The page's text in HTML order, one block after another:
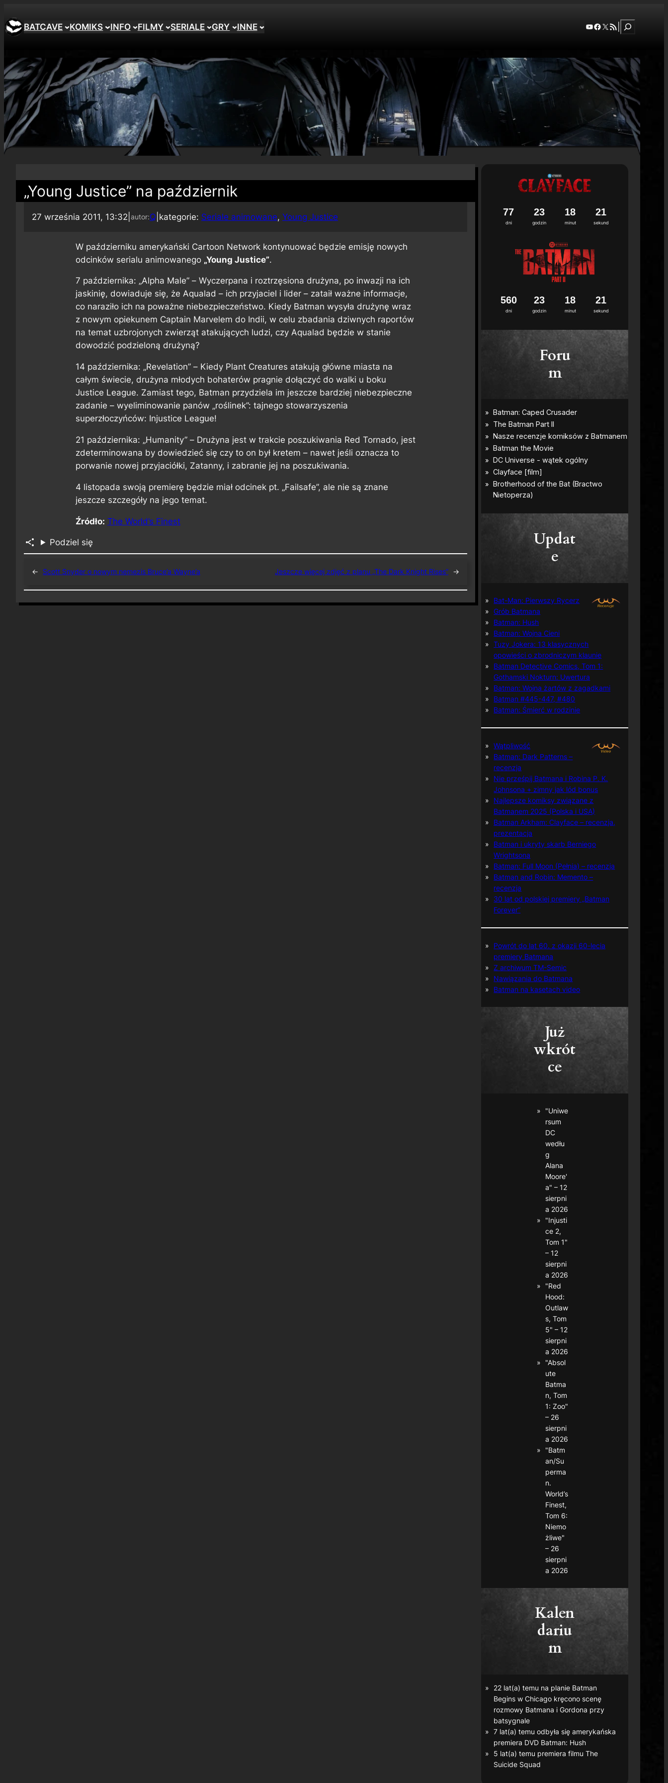
BATCAVE KOMIKS INFO FILMY SERIALE GRY INNE YouTube
Facebook
X RSS FeedSzukaj
„Young Justice” na październik
27 września 2011, 13:32 autor:Q kategorie: Seriale animowane, Young Justice
W październiku amerykański Cartoon Network kontynuować będzie emisję nowych
odcinków serialu animowanego „Young Justice”.
7 października: „Alpha Male” – Wyczerpana i roztrzęsiona drużyna, po inwazji na ich
jaskinię, dowiaduje się, że Aqualad – ich przyjaciel i lider – zataił ważne informacje,
co naraziło ich na poważne niebezpieczeństwo. Kiedy Batman wysyła drużynę wraz
z nowym opiekunem Captain Marvelem do Indii, w celu zbadania dziwnych raportów
na temat uzbrojonych zwierząt atakujących ludzi, czy Aqualad będzie w stanie
dowodzić podzieloną drużyną?
14 października: „Revelation” – Kiedy Plant Creatures atakują główne miasta na
całym świecie, drużyna młodych bohaterów pragnie dołączyć do walki u boku
Justice League. Zamiast tego, Batman przydziela im jeszcze bardziej niebezpieczne
zadanie – wyeliminowanie panów „roślinek”: tajnego stowarzyszenia
superzłoczyńców: Injustice League!
21 października: „Humanity” – Drużyna jest w trakcie poszukiwania Red Tornado, jest
zdeterminowana by dowiedzieć się czy to on był kretem – nawet jeśli oznacza to
porwanie nowej przyjaciółki, Zatanny, i zabranie jej na poszukiwania.
4 listopada swoją premierę będzie miał odcinek pt. „Failsafe”, ale nie są znane
jeszcze szczegóły na jego temat.
Źródło: The World’s Finest
Podziel się
← Scott Snyder o nowym nemezis Bruce’a Wayne’a Jeszcze więcej zdjęć z planu „The Dark Knight Rises” →
dni
77
godzin
23
minut
18
sekund
20
dni
560
godzin
23
minut
18
sekund
20
Foru
m
Updat
e
Bat-Man: Pierwszy Rycerz
Grób Batmana
Batman: Hush
Batman: Wojna Cieni
Tuzy Jokera: 13 klasycznych
opowieści o zbrodniczym klaunie
Batman Detective Comics, Tom 1:
Gothamski Nokturn: Uwertura
Batman: Wojna żartów z zagadkami
Batman #445-447, #480
Batman: Śmierć w rodzinie
Wątpliwość
Batman: Dark Patterns –
recenzja
Nie prześpij Batmana i Robina P. K.
Johnsona + zimny jak lód bonus
Najlepsze komiksy związane z
Batmanem 2025 (Polska i USA)
Batman Arkham: Clayface – recenzja,
prezentacja
Batman i ukryty skarb Berniego
Wrightsona
Batman: Full Moon (Pełnia) – recenzja
Batman and Robin: Memento –
recenzja
30 lat od polskiej premiery „Batman
Forever”
Powrót do lat 60. z okazji 60-lecia
premiery Batmana
Z archiwum TM-Semic
Nawiązania do Batmana
Batman na kasetach video
Już
wkrót
ce
"Uniwe
rsum
DC
wedłu
g
Alana
Moore'
a" – 12
sierpni
a 2026
"Injusti
ce 2,
Tom 1"
– 12
sierpni
a 2026
"Red
Hood:
Outlaw
s, Tom
5" – 12
sierpni
a 2026
"Absol
ute
Batma
n, Tom
1: Zoo"
– 26
sierpni
a 2026
"Batm
an/Su
perma
n.
World’s
Finest,
Tom 6:
Niemo
żliwe"
– 26
sierpni
a 2026
Kalen
dariu
m
22 lat(a) temu na planie Batman
Begins w Chicago kręcono scenę
rozmowy Batmana i Gordona przy
batsygnale
7 lat(a) temu odbyła się amerykańska
premiera DVD Batman: Hush
5 lat(a) temu premiera filmuThe
Suicide Squad